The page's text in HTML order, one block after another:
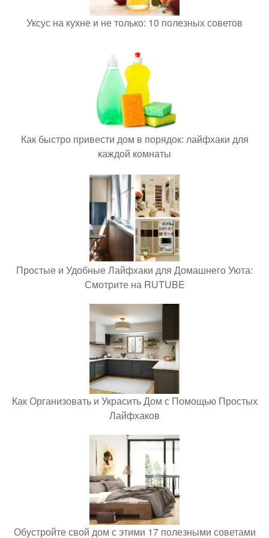
Уксус на кухне и не только: 10 полезных советов
Как быстро привести дом в порядок: лайфхаки для
каждой комнаты
Простые и Удобные Лайфхаки для Домашнего Уюта:
Смотрите на RUTUBE
Как Организовать и Украсить Дом с Помощью Простых
Лайфхаков
Обустройте свой дом с этими 17 полезными советами